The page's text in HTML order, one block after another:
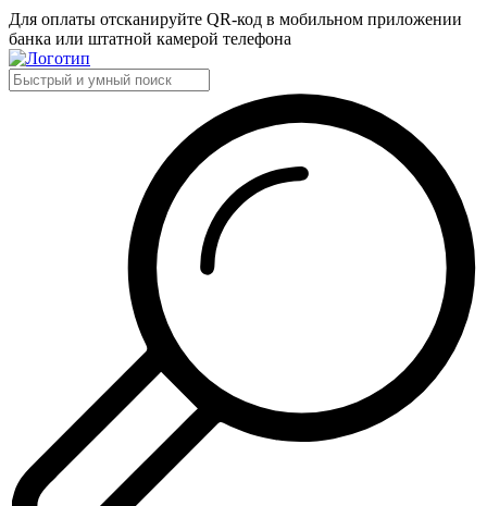
Для оплаты отсканируйте QR-код в мобильном приложении
банка или штатной камерой телефона